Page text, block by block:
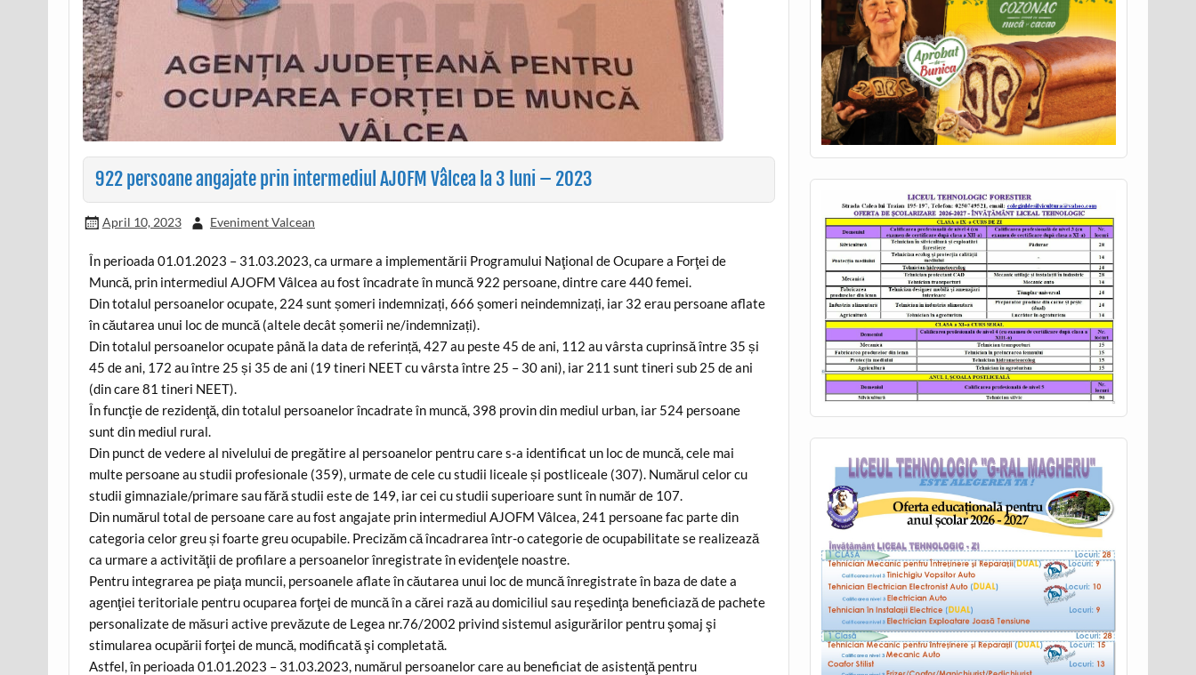
922 persoane angajate prin intermediul AJOFM Vâlcea la 3 luni – 2023
April 10, 2023 Eveniment Valcean
În perioada 01.01.2023 – 31.03.2023, ca urmare a implementării Programului Naţional de Ocupare a Forţei de
Muncă, prin intermediul AJOFM Vâlcea au fost încadrate în muncă 922 persoane, dintre care 440 femei.
Din totalul persoanelor ocupate, 224 sunt șomeri indemnizați, 666 șomeri neindemnizați, iar 32 erau persoane aflate
în căutarea unui loc de muncă (altele decât șomerii ne/indemnizați).
Din totalul persoanelor ocupate până la data de referință, 427 au peste 45 de ani, 112 au vârsta cuprinsă între 35 și
45 de ani, 172 au între 25 și 35 de ani (19 tineri NEET cu vârsta între 25 – 30 ani), iar 211 sunt tineri sub 25 de ani
(din care 81 tineri NEET).
În funcţie de rezidenţă, din totalul persoanelor încadrate în muncă, 398 provin din mediul urban, iar 524 persoane
sunt din mediul rural.
Din punct de vedere al nivelului de pregătire al persoanelor pentru care s-a identificat un loc de muncă, cele mai
multe persoane au studii profesionale (359), urmate de cele cu studii liceale și postliceale (307). Numărul celor cu
studii gimnaziale/primare sau fără studii este de 149, iar cei cu studii superioare sunt în număr de 107.
Din numărul total de persoane care au fost angajate prin intermediul AJOFM Vâlcea, 241 persoane fac parte din
categoria celor greu și foarte greu ocupabile. Precizăm că încadrarea într-o categorie de ocupabilitate se realizează
ca urmare a activităţii de profilare a persoanelor înregistrate în evidenţele noastre.
Pentru integrarea pe piaţa muncii, persoanele aflate în căutarea unui loc de muncă înregistrate în baza de date a
agenţiei teritoriale pentru ocuparea forţei de muncă în a cărei rază au domiciliul sau reşedinţa beneficiază de pachete
personalizate de măsuri active prevăzute de Legea nr.76/2002 privind sistemul asigurărilor pentru şomaj şi
stimularea ocupării forţei de muncă, modificată şi completată.
Astfel, în perioada 01.01.2023 – 31.03.2023, numărul persoanelor care au beneficiat de asistenţă pentru